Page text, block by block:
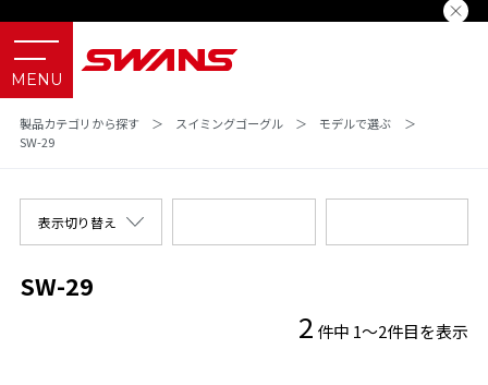
製品カテゴリから探す ＞ スイミングゴーグル ＞ モデルで選ぶ
＞
SW-29
SW-29
2 件中 1～2件目を表示
表示切り替え